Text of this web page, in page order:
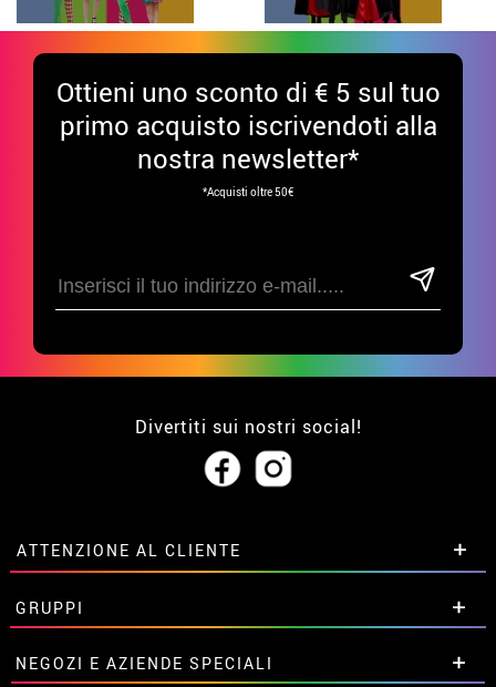
Ottieni uno sconto di € 5 sul tuo
primo acquisto iscrivendoti alla
nostra newsletter*
*Acquisti oltre 50€
Divertiti sui nostri social!
ATTENZIONE AL CLIENTE
• Su di noi
• Condizioni di vendita
• Avviso legale privacy
GRUPPI
Sconti speciali per gruppi.
NEGOZI E AZIENDE SPECIALI